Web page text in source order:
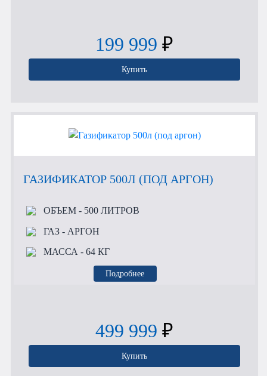
199 999 ₽
Купить
ГАЗИФИКАТОР 500Л (ПОД АРГОН)
ОБЪЕМ- 500 ЛИТРОВ
ГАЗ- АРГОН
МАССА - 64 КГ
Подробнее
499 999 ₽
Купить